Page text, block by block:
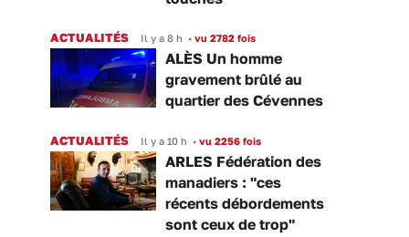
ACTUALITÉS Il y a 8 h • vu 2782 fois
ALÈS Un homme
gravement brûlé au
quartier des Cévennes
ACTUALITÉS Il y a 10 h • vu 2256 fois
ARLES Fédération des
manadiers : "ces
récents débordements
sont ceux de trop"